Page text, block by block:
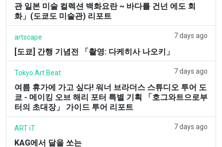
관 일본 미술 컬렉션 백화요란 ~ 바다를 건넌 에도 회
화」(도쿄도 미술관) 리포트
artscape 7 days ago
[도쿄] 간행 기념전 「촬영: 다케히사 나오키」
Tokyo Art Beat 7 days ago
여름 휴가에 가고 싶다! 워너 브라더스 스튜디오 투어 도
쿄 - 메이킹 오브 해리 포터 특별 기획 「호그와트으로부
터의 초대장」 가이드 투어 리포트
ART iT 7 days ago
KAG에서 달을 쏘는